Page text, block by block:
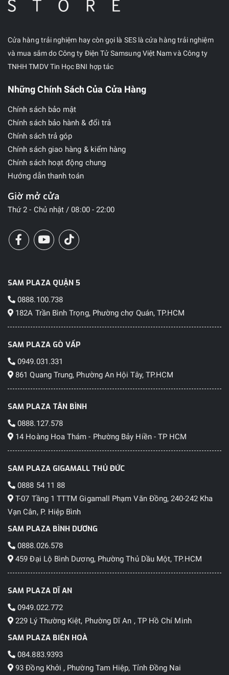
Cửa hàng trải nghiệm hay còn gọi là SES là cửa hàng trải nghiệm
và mua sắm do Công ty Điện Tử Samsung Việt Nam và Công ty
TNHH TMDV Tin Học BNI hợp tác
Những Chính Sách Của Cửa Hàng
Chính sách bảo mật
Chính sách bảo hành & đổi trả
Chính sách trả góp
Chính sách giao hàng & kiểm hàng
Chính sách hoạt động chung
Hướng dẫn thanh toán
Giờ mở cửa
Thứ 2 - Chủ nhật / 08:00 - 22:00
SAM PLAZA QUẬN 5
0888.100.738
182A Trần Bình Trọng, Phường chợ Quán, TP.HCM
SAM PLAZA GÒ VẤP
0949.031.331
861 Quang Trung, Phường An Hội Tây, TP.HCM
SAM PLAZA TÂN BÌNH
0888.127.578
14 Hoàng Hoa Thám - Phường Bảy Hiền - TP HCM
SAM PLAZA GIGAMALL THỦ ĐỨC
0888 54 11 88
T-07 Tầng 1 TTTM Gigamall Phạm Văn Đồng, 240-242 Kha
Vạn Cân, P. Hiệp Bình
SAM PLAZA BÌNH DƯƠNG
0888.026.578
459 Đại Lộ Bình Dương, Phường Thủ Dầu Một, TP.HCM
SAM PLAZA DĨ AN
0949.022.772
229 Lý Thường Kiệt, Phường Dĩ An , TP Hồ Chí Minh
SAM PLAZA BIÊN HOÀ
084.883.9393
93 Đồng Khởi , Phường Tam Hiệp, Tỉnh Đồng Nai